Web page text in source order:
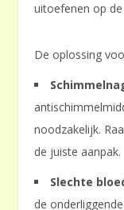
uitoefenen op
De oplossing
noodzakelijk.
de juiste aanpak.
Slechte
de